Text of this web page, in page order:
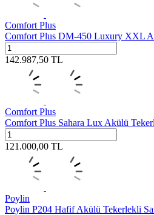
Comfort Plus
Comfort Plus DM-450 Luxury XXL
142.987,50 TL
Comfort Plus
Comfort Plus Sahara Lux Akülü
121.000,00 TL
Poylin
Poylin P204 Hafif Akülü Tekerlekli